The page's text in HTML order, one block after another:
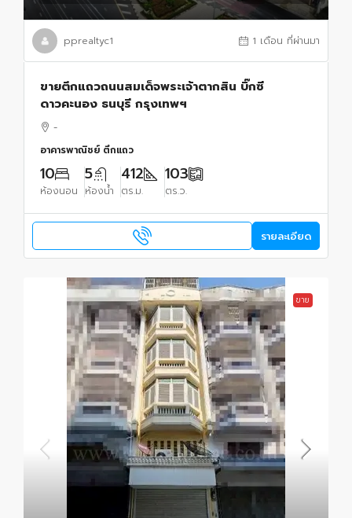
pprealtyc1 1 เดือน ที่ผ่านมา
ขายตึกแถวถนนสมเด็จพระเจ้าตากสิน บิ๊กซี
ดาวคะนอง ธนบุรี กรุงเทพฯ
-
อาคารพาณิชย์ ตึกแถว
10
ห้องนอน
5
ห้องน้ำ
412
ตร.ม.
103
ตร.ว.
รายละเอียด
ขาย